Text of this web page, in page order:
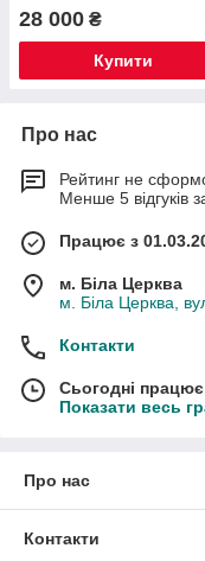
28 000 ₴
Купити
Про нас
Рейтинг не
Менше 5 відгуків
Працює з
м. Біла Церква
м. Біла Церква,
Контакти
Сьогодні
Показати весь
Про нас
Контакти